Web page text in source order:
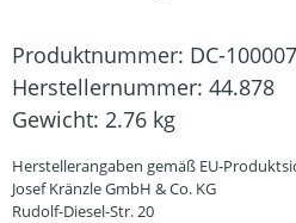
Produktnummer: DC-
Herstellernummer: 44.878
Gewicht: 2.76 kg
Herstellerangaben gemäß EU-
Josef Kränzle GmbH & Co. KG
Rudolf-Diesel-Str. 20